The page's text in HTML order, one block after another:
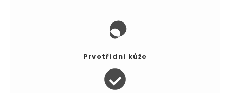
Prvotřídní kůže